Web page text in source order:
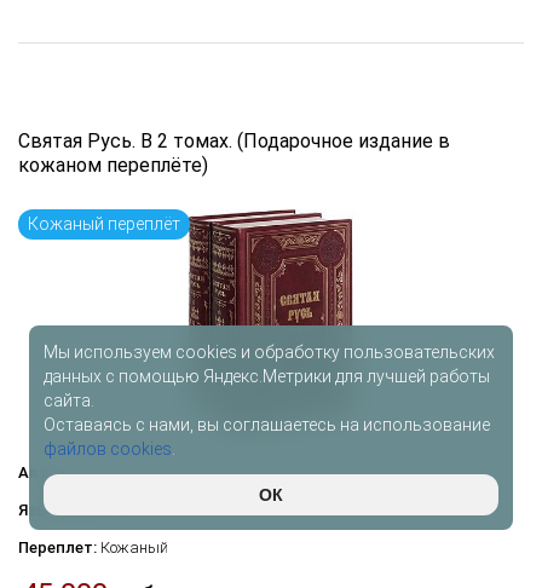
Святая Русь. В 2 томах. (Подарочное издание в
кожаном переплёте)
Кожаный переплёт
Автор:—
Язык книги:
Переплет: Кожаный
Мы используем cookies и обработку пользовательских
данных с помощью Яндекс.Метрики для лучшей работы
сайта.
Оставаясь с нами, вы соглашаетесь на использование
файлов cookies
ОК